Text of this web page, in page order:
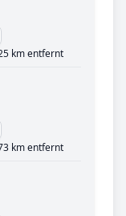
km entfernt
km entfernt